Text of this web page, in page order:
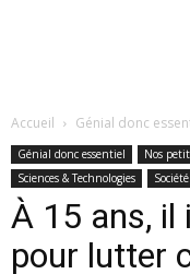
Accueil Génial donc
Génial donc essentiel Nos
Sciences & Technologies
Société
À 15 ans, il
pour lutter